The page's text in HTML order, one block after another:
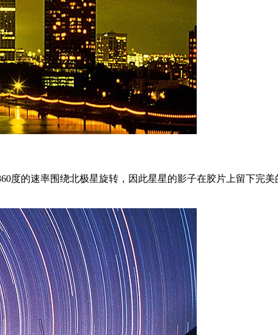
度的速率围绕北极星旋转，因此星星的影子在胶片上留下完